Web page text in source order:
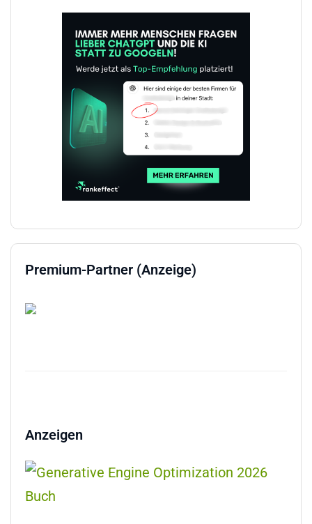
Premium-Partner (Anzeige)
Anzeigen